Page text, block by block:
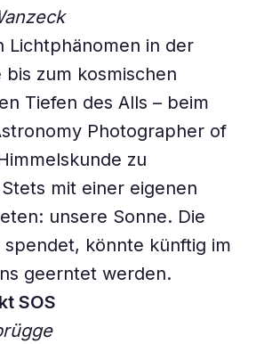
Lichtphänomen in der
bis zum kosmischen
Tiefen des Alls – beim
Photographer of
zu
mit einer eigenen
unsere Sonne. Die
spendet, könnte künftig im
geerntet werden.
SOS